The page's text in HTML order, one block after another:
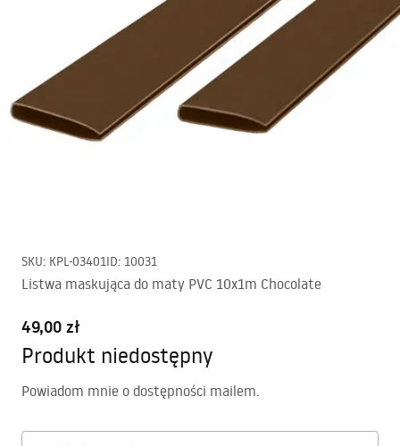
SKU: KPL-03401ID: 10031
Listwa maskująca do maty PVC 10x1m Chocolate
49,00 zł
Produkt niedostępny
Powiadom mnie o dostępności mailem.